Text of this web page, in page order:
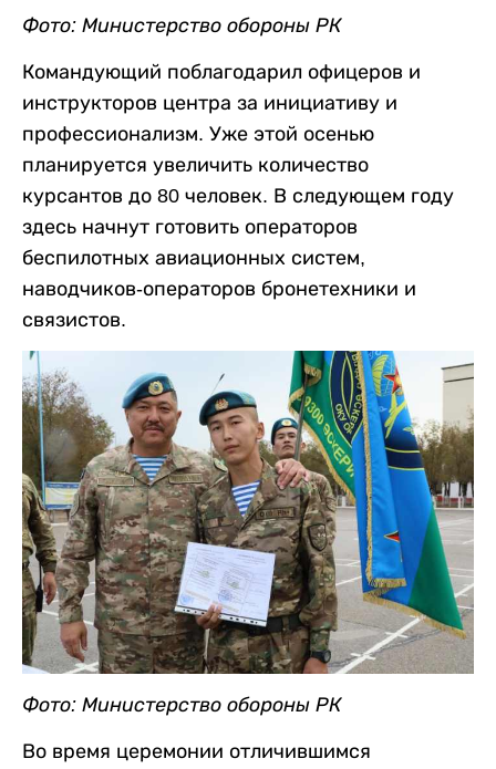
Фото: Министерство обороны РК
Командующий поблагодарил офицеров и
инструкторов центра за инициативу и
профессионализм. Уже этой осенью
планируется увеличить количество
курсантов до 80 человек. В следующем году
здесь начнут готовить операторов
беспилотных авиационных систем,
наводчиков-операторов бронетехники и
связистов.
Фото: Министерство обороны РК
Во время церемонии отличившимся